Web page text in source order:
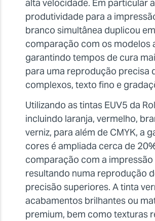
alta velocidade. Em particular a
produtividade para a
branco simultânea duplicou em
comparação com os modelos
garantindo tempos de cura
para uma reprodução precisa
complexos, texto fino e
Utilizando as tintas EUV5 da
incluindo laranja, vermelho,
verniz, para além de CMYK, a
cores é ampliada cerca de
comparação com a impressão
resultando numa reprodução
precisão superiores. A tinta
acabamentos brilhantes ou
premium, bem como texturas